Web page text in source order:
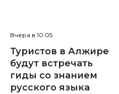
Вчера в 10:05
Туристов в Алжире
будут встречать
гиды со знанием
русского языка